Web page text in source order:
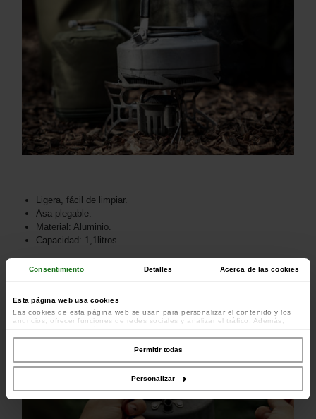
Consentimiento Detalles Acerca de las cookies
Esta página web usa cookies
Las cookies de esta página web se usan para personalizar el contenido y los
anuncios, ofrecer funciones de redes sociales y analizar el tráfico. Además,
colaboradores de redes sociales, publicidad y análisis web, quienes pueden
combinarla con otra información que les haya proporcionado o que hayan
recopilado a partir del uso que haya hecho de sus servicios.
Permitir todas
Personalizar
Ligera, fácil de limpiar.
Asa plegable.
Material: Aluminio.
Capacidad: 1,1litros.
Dimensiones: 15,2 cm x 7,8 cm - Peso: 186 gramos